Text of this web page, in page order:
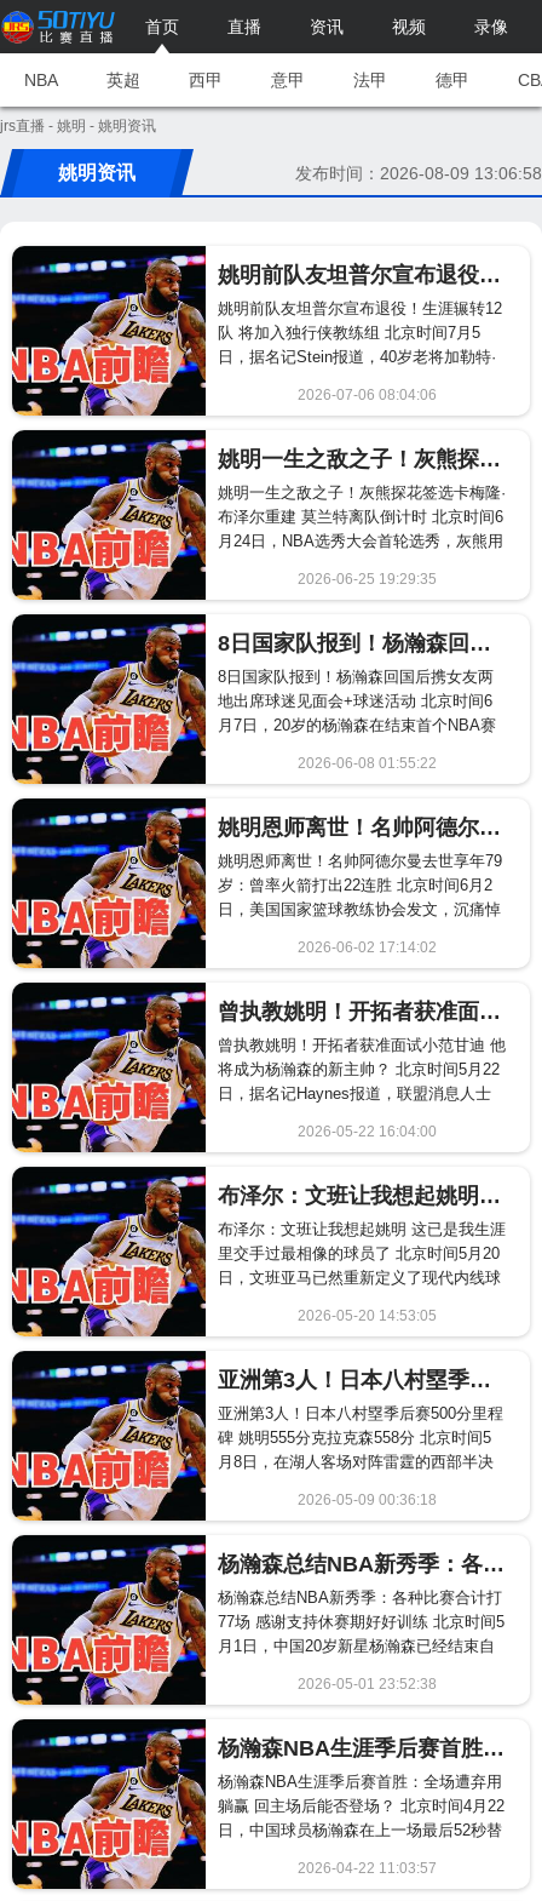
首页 直播 资讯 视频 录像
NBA 英超 西甲 意甲 法甲 德甲
jrs直播 - 姚明 - 姚明资讯
姚明资讯 发布时间：2026-08-09 13:06:58
姚明前队友坦普尔宣布退役！生涯辗转12队 将加入独行侠教练组
姚明前队友坦普尔宣布退役！生涯辗转12
队 将加入独行侠教练组 北京时间7月5
日，据名记Stein报道，40岁老将加勒特·
2026-07-06 08:04:06
1204
姚明一生之敌之子！灰熊探花签选卡梅隆·布泽尔重建 莫兰特离队倒计时
姚明一生之敌之子！灰熊探花签选卡梅隆·
布泽尔重建 莫兰特离队倒计时 北京时间6
月24日，NBA选秀大会首轮选秀，灰熊用
2026-06-25 19:29:35
2624
8日国家队报到！杨瀚森回国后携女友两地出席球迷见面会+球迷活动
8日国家队报到！杨瀚森回国后携女友两
地出席球迷见面会+球迷活动 北京时间6
月7日，20岁的杨瀚森在结束首个NBA赛
2026-06-08 01:55:22
775
姚明恩师离世！名帅阿德尔曼去世享年79岁：曾率火箭打出22连胜
姚明恩师离世！名帅阿德尔曼去世享年79
岁：曾率火箭打出22连胜 北京时间6月2
日，美国国家篮球教练协会发文，沉痛悼
2026-06-02 17:14:02
2986
曾执教姚明！开拓者获准面试小范甘迪 他将成为杨瀚森的新主帅？
曾执教姚明！开拓者获准面试小范甘迪 他
将成为杨瀚森的新主帅？ 北京时间5月22
日，据名记Haynes报道，联盟消息人士
2026-05-22 16:04:00
1484
布泽尔：文班让我想起姚明 这已是我生涯里交手过最相像的球员了
布泽尔：文班让我想起姚明 这已是我生涯
里交手过最相像的球员了 北京时间5月20
日，文班亚马已然重新定义了现代内线球
其余球队更...
2026-05-20 14:53:05
2544
亚洲第3人！日本八村塁季后赛500分里程碑 姚明555分克拉克森558分
亚洲第3人！日本八村塁季后赛500分里程
碑 姚明555分克拉克森558分 北京时间5
月8日，在湖人客场对阵雷霆的西部半决
2026-05-09 00:36:18
2449
杨瀚森总结NBA新秀季：各种比赛合计打77场 感谢支持休赛期好好训练
杨瀚森总结NBA新秀季：各种比赛合计打
77场 感谢支持休赛期好好训练 北京时间5
月1日，中国20岁新星杨瀚森已经结束自
2026-05-01 23:52:38
1060
杨瀚森NBA生涯季后赛首胜：全场遭弃用躺赢 回主场后能否登场？
杨瀚森NBA生涯季后赛首胜：全场遭弃用
躺赢 回主场后能否登场？ 北京时间4月22
日，中国球员杨瀚森在上一场最后52秒替
2026-04-22 11:03:57
1667